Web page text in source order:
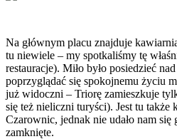
Na głównym placu znajduje
tu niewiele – my spotkaliśmy tę
restauracje). Miło było posiedzieć
poprzyglądać się spokojnemu życiu
już widoczni – Triorę zamieszkuje
się też nieliczni turyści). Jest tu także
Czarownic, jednak nie udało nam
zamknięte.